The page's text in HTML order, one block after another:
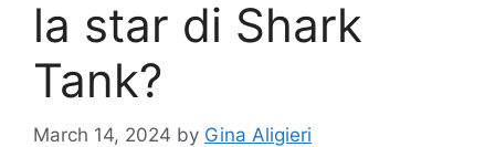
la star di Shark
Tank?
March 14, 2024 by Gina Aligieri